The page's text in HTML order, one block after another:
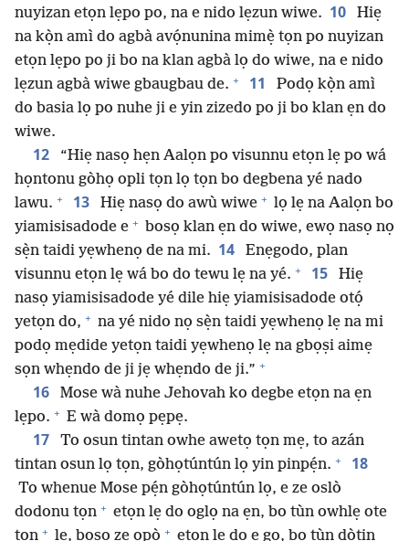
nuyizan etọn lẹpo po, na e nido lẹzun wiwe. 10
Hiẹ
na kọ̀n amì do agbà avọ́nunina mimẹ̀ tọn po nuyizan
etọn lẹpo po ji bo na klan agbà lọ do wiwe, na e nido
lẹzun agbà wiwe gbaugbau de. + 11
Podọ kọ̀n amì
do basia lọ po nuhe ji e yin zizedo po ji bo klan ẹn do
wiwe.
12
“Hiẹ nasọ hẹn Aalọn po visunnu etọn lẹ po wá
họntonu gòhọ opli tọn lọ tọn bo degbena yé nado
lawu. + 13 Hiẹ nasọ do awù wiwe + lọ lẹ na Aalọn bo
yiamisisadode e + bosọ klan ẹn do wiwe, ewọ nasọ nọ
sẹ̀n taidi yẹwhenọ de na mi. 14
Enẹgodo, plan
visunnu etọn lẹ wá bo do tewu lẹ na yé. + 15
Hiẹ
nasọ yiamisisadode yé dile hiẹ yiamisisadode otọ́
yetọn do, + na yé nido nọ sẹ̀n taidi yẹwhenọ lẹ na mi
podọ mẹdide yetọn taidi yẹwhenọ lẹ na gbọṣi aimẹ
sọn whẹndo de ji jẹ whẹndo de ji.” +
16
Mose wà nuhe Jehovah ko degbe etọn na ẹn
lẹpo. + E wà domọ pẹpẹ.
17
To osun tintan owhe awetọ tọn mẹ, to azán
tintan osun lọ tọn, gòhọtúntún lọ yin pinpẹ́n. + 18
To whenue Mose pẹ́n gòhọtúntún lọ, e ze oslò
dodonu tọn + etọn lẹ do oglọ na ẹn, bo tùn owhlẹ ote
tọn + lẹ, bosọ ze opò + etọn lẹ do e go, bo tùn dòtin